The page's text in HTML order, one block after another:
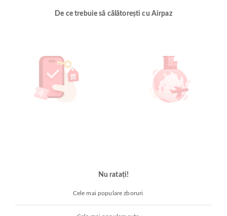
De ce trebuie să călătorești cu Airpaz
Nu ratați!
Cele mai populare zboruri